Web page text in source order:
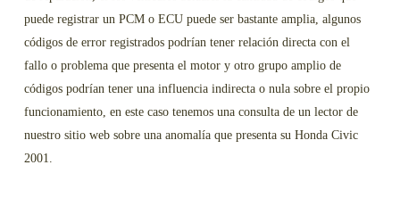
puede registrar un PCM o ECU puede ser bastante amplia, algunos
códigos de error registrados podrían tener relación directa con el
fallo o problema que presenta el motor y otro grupo amplio de
códigos podrían tener una influencia indirecta o nula sobre el propio
funcionamiento, en este caso tenemos una consulta de un lector de
nuestro sitio web sobre una anomalía que presenta su Honda Civic
2001.